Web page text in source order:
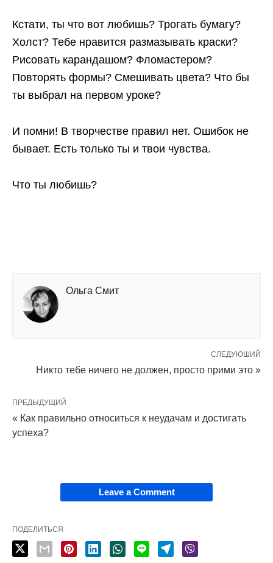
Кстати, ты что вот любишь? Трогать бумагу?
Холст? Тебе нравится размазывать краски?
Рисовать карандашом? Фломастером?
Повторять формы? Смешивать цвета? Что бы
ты выбрал на первом уроке?
И помни! В творчестве правил нет. Ошибок не
бывает. Есть только ты и твои чувства.
Что ты любишь?
Ольга Смит
СЛЕДУЮШИЙ
Никто тебе ничего не должен, просто прими это »
ПРЕДЫДУЩИЙ
« Как правильно относиться к неудачам и достигать
успеха?
Leave a Comment
ПОДЕЛИТЬСЯ